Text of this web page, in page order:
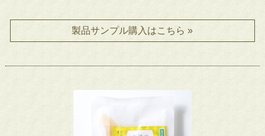
製品サンプル購入はこちら »